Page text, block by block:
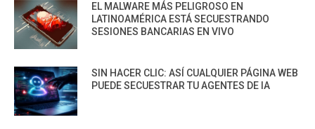
EL MALWARE MÁS PELIGROSO EN
LATINOAMÉRICA ESTÁ SECUESTRANDO
SESIONES BANCARIAS EN VIVO
SIN HACER CLIC: ASÍ CUALQUIER PÁGINA WEB
PUEDE SECUESTRAR TU AGENTES DE IA